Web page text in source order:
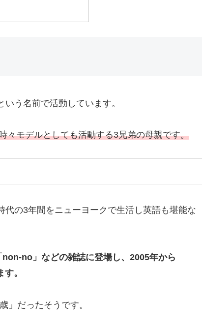
いう名前で活動しています。
々モデルとしても活動する3兄弟の母親です。
代の3年間をニューヨークで生活し英語も堪能な
no」などの雑誌に登場し、2005年から
。
」だったそうです。